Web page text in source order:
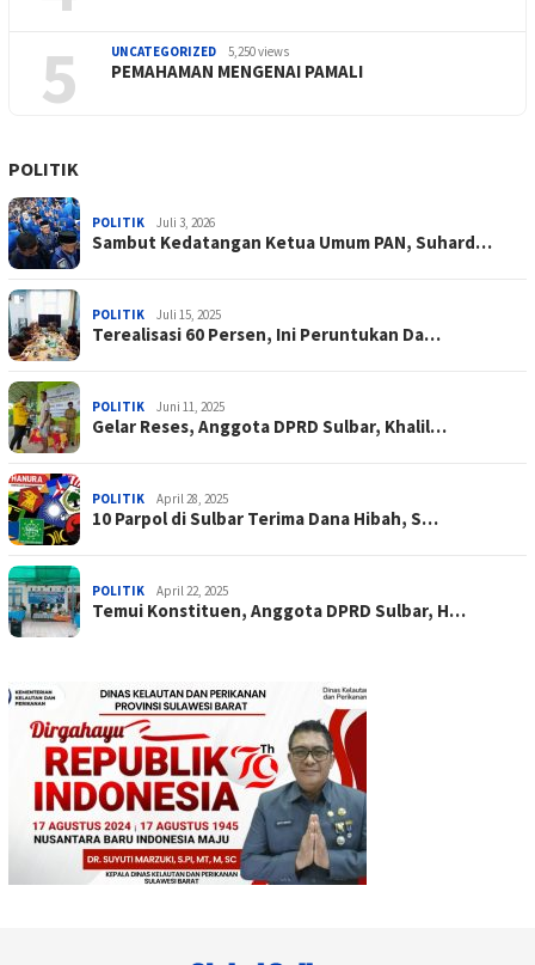
5 UNCATEGORIZED 5,250 views
PEMAHAMAN MENGENAI PAMALI
POLITIK
POLITIK Juli 3, 2026
Sambut Kedatangan Ketua Umum PAN, Suhard…
POLITIK Juli 15, 2025
Terealisasi 60 Persen, Ini Peruntukan Da…
POLITIK Juni 11, 2025
Gelar Reses, Anggota DPRD Sulbar, Khalil…
POLITIK April 28, 2025
10 Parpol di Sulbar Terima Dana Hibah, S…
POLITIK April 22, 2025
Temui Konstituen, Anggota DPRD Sulbar, H…